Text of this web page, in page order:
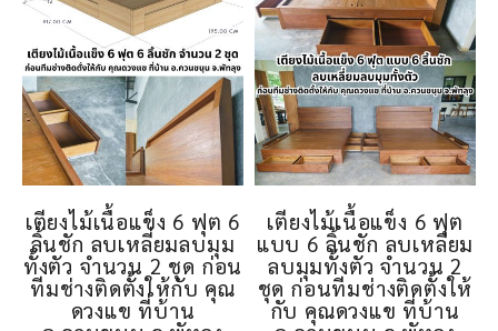
เตียงไม้เนื้อแข็ง 6 ฟุต 6
ลิ้นชัก ลบเหลี่ยมลบมุม
ทั้งตัว จำนวน 2 ชุด ก่อน
ทีมช่างติดตั้งให้กับ คุณ
ดวงแข ที่บ้าน
เตียงไม้เนื้อแข็ง 6 ฟุต
แบบ 6 ลิ้นชัก ลบเหลี่ยม
ลบมุมทั้งตัว จำนวน 2
ชุด ก่อนทีมช่างติดตั้งให้
กับ คุณดวงแข ที่บ้าน